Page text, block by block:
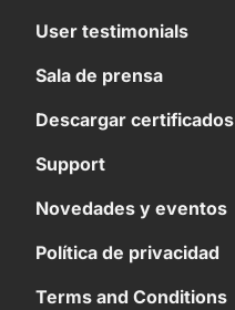
User testimonials
Sala de prensa
Descargar certificados
Support
Novedades y eventos
Política de privacidad
Terms and Conditions